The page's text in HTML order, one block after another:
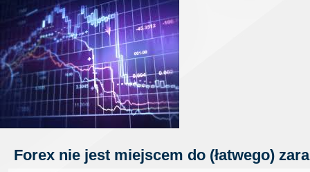
Forex nie jest miejscem do (łatwego)